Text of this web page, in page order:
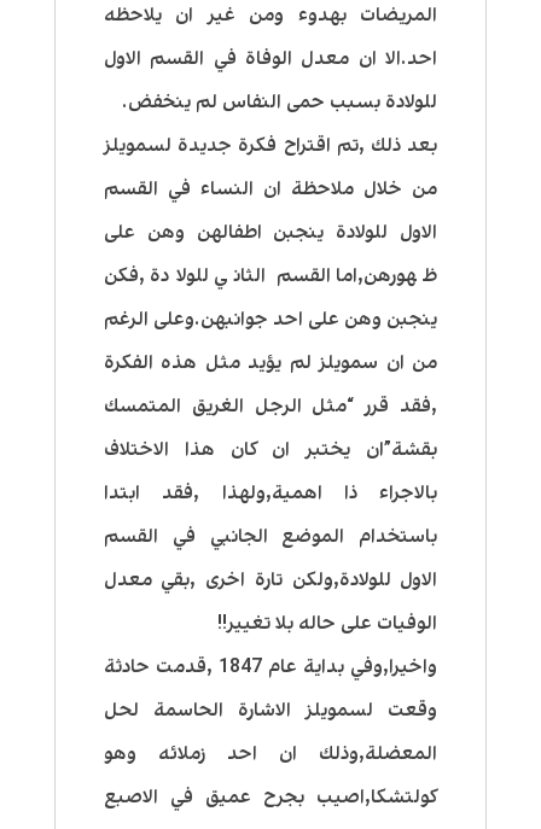
المريضات بهدوء ومن غير ان يلاحظه
احد.الا ان معدل الوفاة في القسم الاول
للولادة بسبب حمى النفاس لم ينخفض.
بعد ذلك ,تم اقتراح فكرة جديدة لسمويلز
من خلال ملاحظة ان النساء في القسم
الاول للولادة ينجبن اطفالهن وهن على
ظهورهن,اما القسم الثاني للولادة ,فكن
ينجبن وهن على احد جوانبهن.وعلى الرغم
من ان سمويلز لم يؤيد مثل هذه الفكرة
,فقد قرر “مثل الرجل الغريق المتمسك
بقشة”ان يختبر ان كان هذا الاختلاف
بالاجراء ذا اهمية,ولهذا ,فقد ابتدا
باستخدام الموضع الجانبي في القسم
الاول للولادة,ولكن تارة اخرى ,بقي معدل
الوفيات على حاله بلا تغيير!!
واخيرا,وفي بداية عام 1847 ,قدمت حادثة
وقعت لسمويلز الاشارة الحاسمة لحل
المعضلة,وذلك ان احد زملائه وهو
كولتشكا,اصيب بجرح عميق في الاصبع